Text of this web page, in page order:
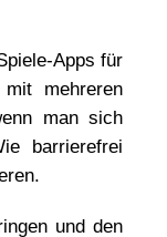
Apps für
mehreren
man sich
barrierefrei
und den